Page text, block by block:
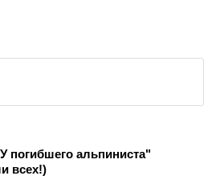
погибшего альпиниста"
всех!)